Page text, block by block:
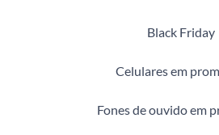
Black Friday
Celulares em
Fones de ouvido em